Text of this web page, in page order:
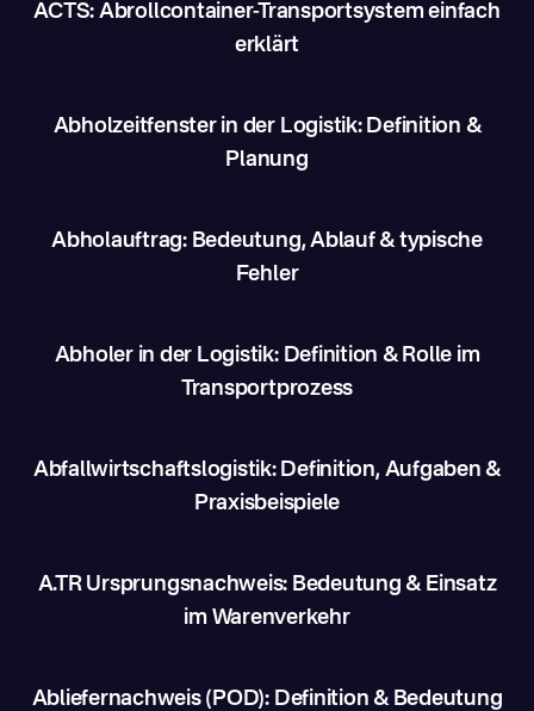
ACTS: Abrollcontainer-Transportsystem einfach
erklärt
Abholzeitfenster in der Logistik: Definition &
Planung
Abholauftrag: Bedeutung, Ablauf & typische
Fehler
Abholer in der Logistik: Definition & Rolle im
Transportprozess
Abfallwirtschaftslogistik: Definition, Aufgaben &
Praxisbeispiele
A.TR Ursprungsnachweis: Bedeutung & Einsatz
im Warenverkehr
Abliefernachweis (POD): Definition & Bedeutung